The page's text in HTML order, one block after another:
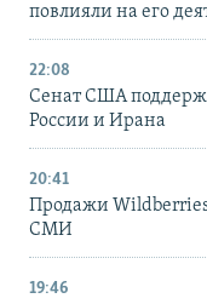
повлияли на его
22:08
Сенат США
России и Ирана
20:41
Продажи Wildberries
СМИ
19:46